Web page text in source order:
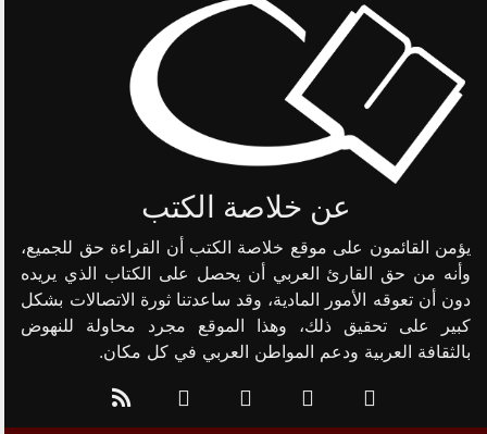
عن خلاصة الكتب
يؤمن القائمون على موقع خلاصة الكتب أن القراءة حق للجميع،
وأنه من حق القارئ العربي أن يحصل على الكتاب الذي يريده
دون أن تعوقه الأمور المادية، وقد ساعدتنا ثورة الاتصالات بشكل
كبير على تحقيق ذلك، وهذا الموقع مجرد محاولة للنهوض
بالثقافة العربية ودعم المواطن العربي في كل مكان.